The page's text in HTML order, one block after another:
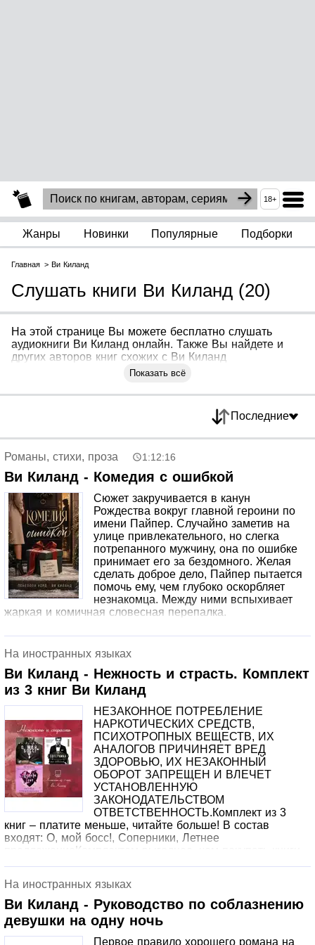
18+
Жанры Новинки Популярные Подборки
Главная Ви Киланд
Слушать книги Ви Киланд (20)
На этой странице Вы можете бесплатно слушать
аудиокниги Ви Киланд онлайн. Также Вы найдете и
других авторов книг схожих с Ви Киланд
Показать всё
Последние
Романы, стихи, проза 1:12:16
Ви Киланд - Комедия с ошибкой
Сюжет закручивается в канун
Рождества вокруг главной героини по
имени Пайпер. Случайно заметив на
улице привлекательного, но слегка
потрепанного мужчину, она по ошибке
принимает его за бездомного. Желая
сделать доброе дело, Пайпер пытается
помочь ему, чем глубоко оскорбляет
незнакомца. Между ними вспыхивает
жаркая и комичная словесная перепалка.
На иностранных языках
Ви Киланд - Нежность и страсть. Комплект
из 3 книг Ви Киланд
НЕЗАКОННОЕ ПОТРЕБЛЕНИЕ
НАРКОТИЧЕСКИХ СРЕДСТВ,
ПСИХОТРОПНЫХ ВЕЩЕСТВ, ИХ
АНАЛОГОВ ПРИЧИНЯЕТ ВРЕД
ЗДОРОВЬЮ, ИХ НЕЗАКОННЫЙ
ОБОРОТ ЗАПРЕЩЕН И ВЛЕЧЕТ
УСТАНОВЛЕННУЮ
ЗАКОНОДАТЕЛЬСТВОМ
ОТВЕТСТВЕННОСТЬ.Комплект из 3
книг – платите меньше, читайте больше! В состав
входят: О, мой босс!, Соперники, Летнее
предложениеКомплектом выгоднее, чем покупать книги
но подсевший к ней и ее спутнику за столик
беспардонный красавчик Чейз Паркер неожиданно спас
вечер. Заинтригованная, Риз решает подсмотреть за
Чейзом в соцсетях, но необходимость в этом отпадает
очень быстро. Вот так сюрприз, мистер Паркер – ее
На иностранных языках
Ви Киланд - Руководство по соблазнению
девушки на одну ночь
Первое правило хорошего романа на